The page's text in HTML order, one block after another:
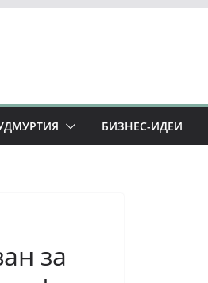
БИЗНЕС-ИДЕИ
за